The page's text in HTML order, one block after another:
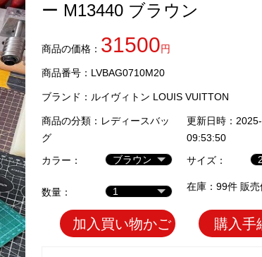
ー M13440 ブラウン
商品の価格： 31500円
商品番号：LVBAG0710M20
ブランド： ルイヴィトン LOUIS VUITTON
商品の分類： レディースバッ
グ
更新日時：
09:53:50
カラー：
サイズ：
数量： 在庫：99件 販
加入買い物かご 購入手